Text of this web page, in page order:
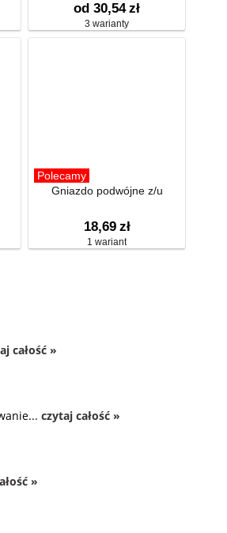
od 30,54 zł
3 warianty
Polecamy
Gniazdo podwójne z/u
18,69 zł
1 wariant
całość »
czytaj całość »
»